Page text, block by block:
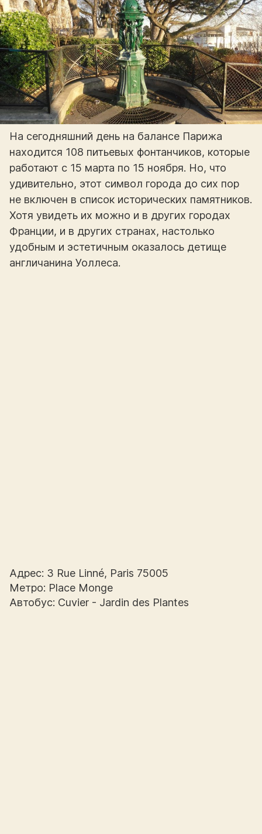
На сегодняшний день на балансе Парижа
находится 108 питьевых фонтанчиков, которые
работают с 15 марта по 15 ноября. Но, что
удивительно, этот символ города до сих пор
не включен в список исторических памятников.
Хотя увидеть их можно и в других городах
Франции, и в других странах, настолько
удобным и эстетичным оказалось детище
англичанина Уоллеса.
Адрес: 3 Rue Linné, Paris 75005
Метро: Place Monge
Автобус: Cuvier - Jardin des Plantes